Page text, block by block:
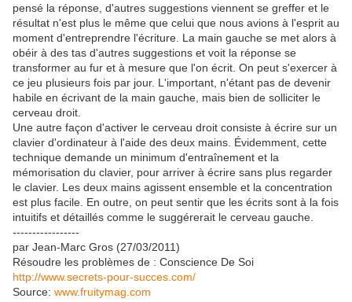
pensé la réponse, d'autres suggestions viennent se greffer et le
résultat n'est plus le même que celui que nous avions à l'esprit au
moment d'entreprendre l'écriture. La main gauche se met alors à
obéir à des tas d'autres suggestions et voit la réponse se
transformer au fur et à mesure que l'on écrit. On peut s'exercer à
ce jeu plusieurs fois par jour. L'important, n'étant pas de devenir
habile en écrivant de la main gauche, mais bien de solliciter le
cerveau droit.
Une autre façon d'activer le cerveau droit consiste à écrire sur un
clavier d'ordinateur à l'aide des deux mains. Évidemment, cette
technique demande un minimum d'entraînement et la
mémorisation du clavier, pour arriver à écrire sans plus regarder
le clavier. Les deux mains agissent ensemble et la concentration
est plus facile. En outre, on peut sentir que les écrits sont à la fois
intuitifs et détaillés comme le suggérerait le cerveau gauche.
-----------------
par Jean-Marc Gros (27/03/2011)
Résoudre les problèmes de : Conscience De Soi
http://www.secrets-pour-succes.com/
Source: www.fruitymag.com